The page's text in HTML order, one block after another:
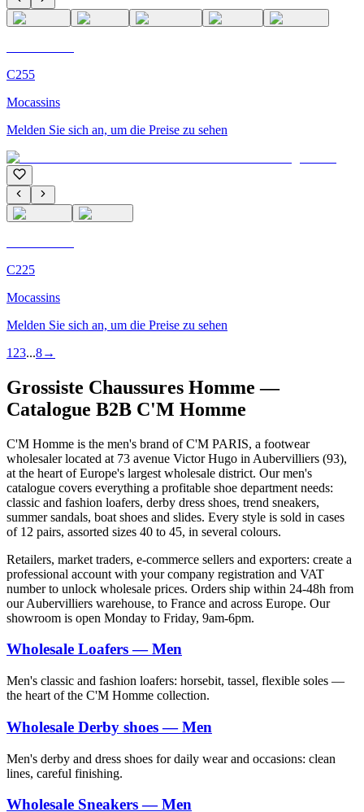
C255
Mocassins
Melden Sie sich an, um die Preise zu sehen
C225
Mocassins
Melden Sie sich an, um die Preise zu sehen
1 23...8→
Grossiste Chaussures Homme —
Catalogue B2B C'M Homme
C'M Homme is the men's brand of C'M PARIS, a footwear
wholesaler located at 73 avenue Victor Hugo in Aubervilliers (93),
at the heart of Europe's largest wholesale district. Our men's
catalogue covers everything a profitable shoe department needs:
classic and fashion loafers, derby dress shoes, trend sneakers,
summer sandals, boat shoes and slides. Every style is sold in cases
of 12 pairs, assorted sizes 40 to 45, in several colours.
Retailers, market traders, e-commerce sellers and exporters: create a
professional account with your company registration and VAT
number to unlock wholesale prices. Orders ship within 24-48h from
our Aubervilliers warehouse, to France and across Europe. Our
showroom is open Monday to Friday, 9am-6pm.
Wholesale Loafers — Men
Men's classic and fashion loafers: horsebit, tassel, flexible soles —
the heart of the C'M Homme collection.
Wholesale Derby shoes — Men
Men's derby and dress shoes for daily wear and occasions: clean
lines, careful finishing.
Wholesale Sneakers — Men